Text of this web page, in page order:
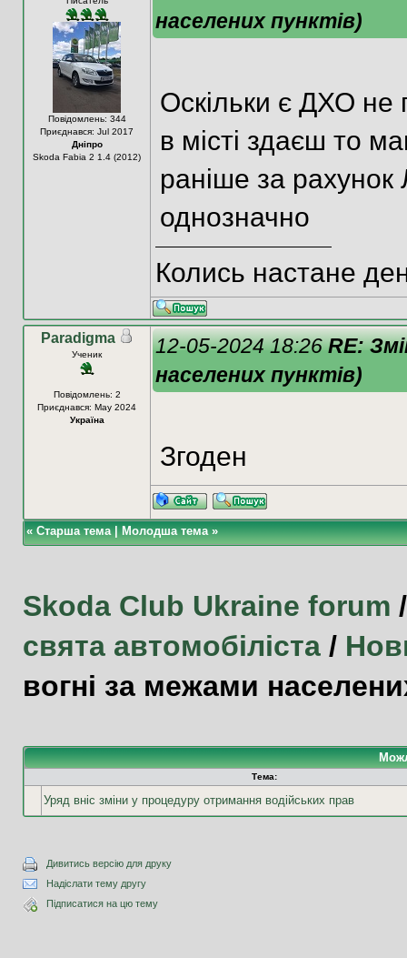
Повідомлень: 344
Приєднався: Jul 2017
Дніпро
Skoda Fabia 2 1.4 (2012)
населених пунктів)
Оскільки є ДХО не
в місті здаєш то
раніше за
однозначно
Колись настане
Paradigma
Ученик
Повідомлень: 2
Приєднався: May 2024
Україна
12-05-2024 18:26RE:
населених пунктів)
Згоден
«Старша тема|Молодша тема»
Skoda Club Ukraine forum
свята автомобіліста/
вогні за межами
Тема:
Уряд вніс зміни у процедуру отримання водійських прав
Дивитись версію для друку
Надіслати тему другу
Підписатися на цю тему